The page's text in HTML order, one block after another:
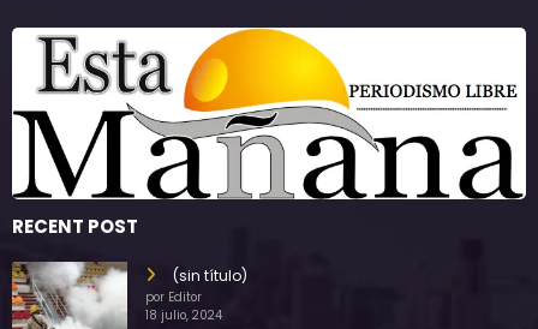
RECENT POST
(sin título)
por Editor
18 julio, 2024